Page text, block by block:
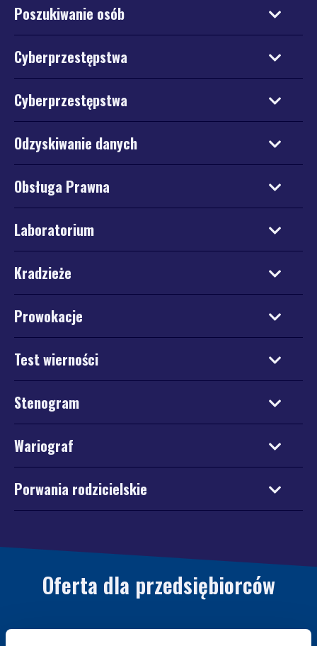
Poszukiwanie osób
Cyberprzestępstwa
Cyberprzestępstwa
Odzyskiwanie danych
Obsługa Prawna
Laboratorium
Kradzieże
Prowokacje
Test wierności
Stenogram
Wariograf
Porwania rodzicielskie
Oferta dla przedsiębiorców